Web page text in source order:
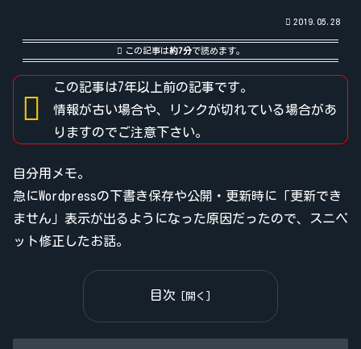
2019.05.28
この記事は約7分で読めます。
この記事は7年以上前の記事です。
情報が古い場合や、リンクが切れている場合があ
りますのでご注意下さい。
自分用メモ。
急にWordpressの下書き保存や公開・更新時に「更新でき
ません」表示が出るようになった原因だったので、スニペ
ット修正したお話。
目次